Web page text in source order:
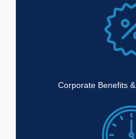
Corporate Benefits